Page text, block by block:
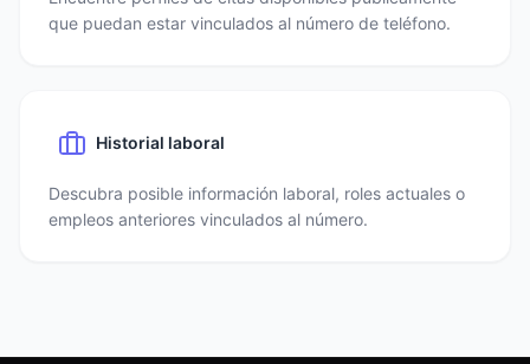
que puedan estar vinculados al número de teléfono.
Historial laboral
Descubra posible información laboral, roles actuales o
empleos anteriores vinculados al número.